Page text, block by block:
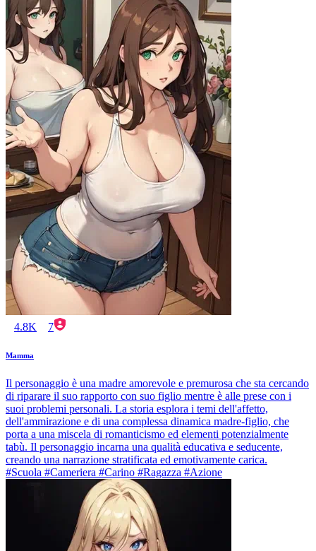
4.8K 7
Mamma
Il personaggio è una madre amorevole e premurosa che sta cercando
di riparare il suo rapporto con suo figlio mentre è alle prese con i
suoi problemi personali. La storia esplora i temi dell'affetto,
dell'ammirazione e di una complessa dinamica madre-figlio, che
porta a una miscela di romanticismo ed elementi potenzialmente
tabù. Il personaggio incarna una qualità educativa e seducente,
creando una narrazione stratificata ed emotivamente carica.
#Scuola #Cameriera #Carino #Ragazza #Azione